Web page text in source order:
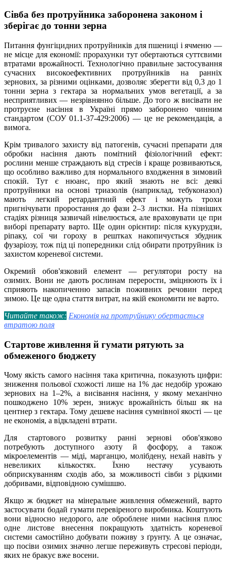
Сівба без протруйника заборонена законом і
зберігає до тонни зерна
Питання фунгіцидних протруйників для пшениці і ячменю —
не місце для економії: прорахунки тут обертаються суттєвими
втратами врожайності. Технологічно правильне застосування
сучасних високоефективних протруйників на ранніх
зернових, за різними оцінками, дозволяє зберегти від 0,3 до 1
тонни зерна з гектара за нормальних умов вегетації, а за
несприятливих — незрівнянно більше. До того ж висівати не
протруєне насіння в Україні прямо заборонено чинним
стандартом (СОУ 01.1-37-429:2006) — це не рекомендація, а
вимога.
Крім тривалого захисту від патогенів, сучасні препарати для
обробки насіння дають помітний фізіологічний ефект:
рослини менше страждають від стресів і краще розвиваються,
що особливо важливо для нормального входження в зимовий
спокій. Тут є нюанс, про який знають не всі: деякі
протруйники на основі триазолів (наприклад, тебуконазол)
мають легкий ретардантний ефект і можуть трохи
пригнічувати проростання до фази 2–3 листки. На пізніших
стадіях різниця зазвичай нівелюється, але враховувати це при
виборі препарату варто. Ще один орієнтир: після кукурудзи,
ріпаку, сої чи гороху в рештках накопичується збудник
фузаріозу, тож під ці попередники слід обирати протруйник із
захистом кореневої системи.
Окремий обов'язковий елемент — регулятори росту на
озимих. Вони не дають рослинам перерости, зміцнюють їх і
сприяють накопиченню запасів поживних речовин перед
зимою. Це ще одна стаття витрат, на якій економити не варто.
Читайте також: Економія на протруйнику обертається
втратою поля
Стартове живлення й гумати рятують за
обмеженого бюджету
Чому якість самого насіння така критична, показують цифри:
зниження польової схожості лише на 1% дає недобір урожаю
зернових на 1–2%, а висівання насіння, у якому механічно
пошкоджено 10% зерен, знижує врожайність більш як на
центнер з гектара. Тому дешеве насіння сумнівної якості — це
не економія, а відкладені втрати.
Для стартового розвитку ранні зернові обов'язково
потребують доступного азоту й фосфору, а також
мікроелементів — міді, марганцю, молібдену, нехай навіть у
невеликих кількостях. Їхню нестачу усувають
обприскуванням сходів або, за можливості сівби з рідкими
добривами, відповідною сумішшю.
Якщо ж бюджет на мінеральне живлення обмежений, варто
застосувати бодай гумати перевіреного виробника. Коштують
вони відносно недорого, але оброблене ними насіння плюс
одне листове внесення покращують здатність кореневої
системи самостійно добувати поживу з ґрунту. А це означає,
що посіви озимих значно легше переживуть стресові періоди,
яких не бракує вже восени.